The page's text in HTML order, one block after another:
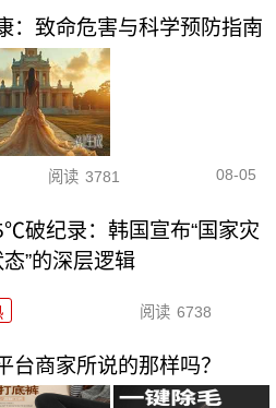
：致命危害与科学预防指南
阅读 3781 08-05
破纪录：韩国宣布“国家灾
”的深层逻辑
阅读 6738
台商家所说的那样吗？